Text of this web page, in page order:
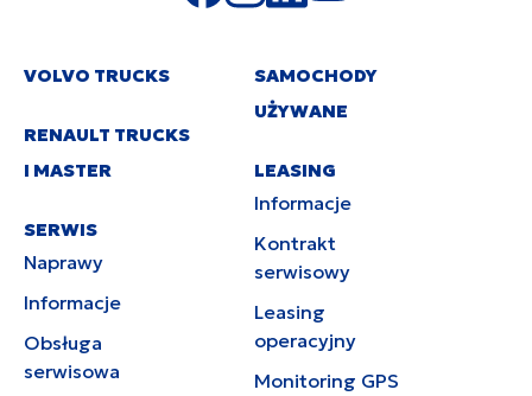
VOLVO TRUCKS
RENAULT TRUCKS
I MASTER
SERWIS
Naprawy
Informacje
Obsługa
serwisowa
SAMOCHODY
UŻYWANE
LEASING
Informacje
Kontrakt
serwisowy
Leasing
operacyjny
Monitoring GPS